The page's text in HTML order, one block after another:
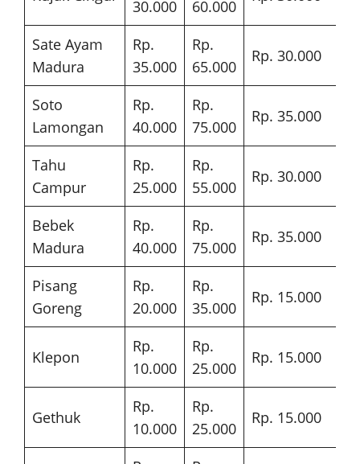
30.000
60.000
Sate Ayam
Madura
Rp.
35.000
Rp.
65.000
Rp. 30.000
Soto
Lamongan
Rp.
40.000
Rp.
75.000
Rp. 35.000
Tahu
Campur
Rp.
25.000
Rp.
55.000
Rp. 30.000
Bebek
Madura
Rp.
40.000
Rp.
75.000
Rp. 35.000
Pisang
Goreng
Rp.
20.000
Rp.
35.000
Rp. 15.000
Klepon
Rp.
10.000
Rp.
25.000
Rp. 15.000
Gethuk
Rp.
10.000
Rp.
25.000
Rp. 15.000